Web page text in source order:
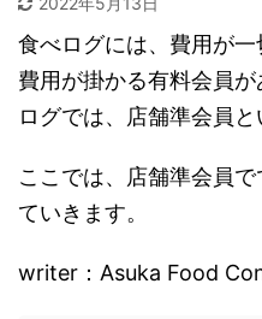
食べログには、費用が一
費用が掛かる有料会員
ログでは、店舗準会員と
ここでは、店舗準会員
ていきます。
writer：Asuka Food